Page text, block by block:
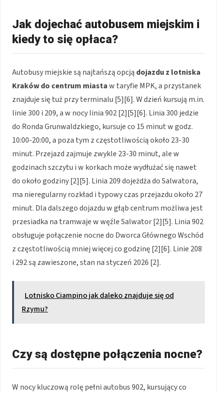
Jak dojechać autobusem miejskim i
kiedy to się opłaca?
Autobusy miejskie są najtańszą opcją dojazdu z lotniska
Kraków do centrum miastaw taryfie MPK, a przystanek
znajduje się tuż przy terminalu [5][6]. W dzień kursują m.in.
linie 300 i 209, a w nocy linia 902 [2][5][6]. Linia 300 jedzie
do Ronda Grunwaldzkiego, kursuje co 15 minut w godz.
10:00-20:00, a poza tym z częstotliwością około 23-30
minut. Przejazd zajmuje zwykle 23-30 minut, ale w
godzinach szczytu i w korkach może wydłużać się nawet
do około godziny [2][5]. Linia 209 dojeżdża do Salwatora,
ma nieregularny rozkład i typowy czas przejazdu około 27
minut. Dla dalszego dojazdu w głąb centrum możliwa jest
przesiadka na tramwaje w węźle Salwator [2][5]. Linia 902
obsługuje połączenie nocne do Dworca Głównego Wschód
z częstotliwością mniej więcej co godzinę [2][6]. Linie 208
i 292 są zawieszone, stan na styczeń 2026 [2].
Lotnisko Ciampino jak daleko znajduje się od
Rzymu?
Czy są dostępne połączenia nocne?
W nocy kluczową rolę pełni autobus 902, kursujący co